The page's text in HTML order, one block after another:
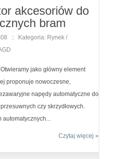
akcesoriów do
bram
::
Kategoria: Rynek /
jako główny element
proponuje nowoczesne,
napędy automatyczne do
czy skrzydłowych.
automatycznych...
Czytaj więcej »